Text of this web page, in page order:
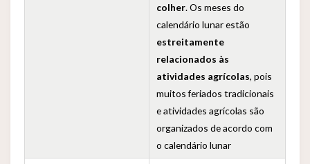
colher. Os meses do
calendário lunar estão
estreitamente
relacionados às
atividades agrícolas, pois
muitos feriados tradicionais
e atividades agrícolas são
organizados de acordo com
o calendário lunar